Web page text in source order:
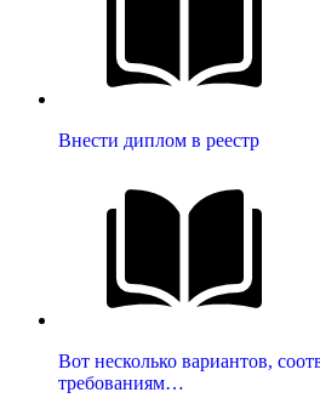
Внести диплом в реестр
Вот несколько вариантов,
требованиям…